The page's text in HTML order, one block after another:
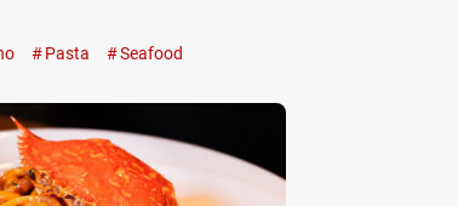
Pasta Seafood